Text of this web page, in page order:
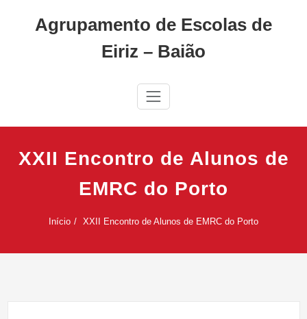
Agrupamento de Escolas de
Eiriz – Baião
XXII Encontro de Alunos de
EMRC do Porto
Início XXII Encontro de Alunos de EMRC do Porto